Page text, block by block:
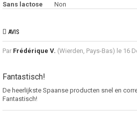
Sans lactose
Non
AVIS
Par Frédérique V. (Wierden, Pays-Bas) le 16
Fantastisch!
De heerlijkste Spaanse producten snel en
Fantastisch!